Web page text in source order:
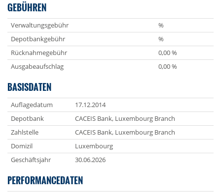
GEBÜHREN
Verwaltungsgebühr
%
Depotbankgebühr
%
Rücknahmegebühr
0,00 %
Ausgabeaufschlag
0,00 %
BASISDATEN
Auflagedatum
17.12.2014
Depotbank
CACEIS Bank, Luxembourg Branch
Zahlstelle
CACEIS Bank, Luxembourg Branch
Domizil
Luxembourg
Geschäftsjahr
30.06.2026
PERFORMANCEDATEN